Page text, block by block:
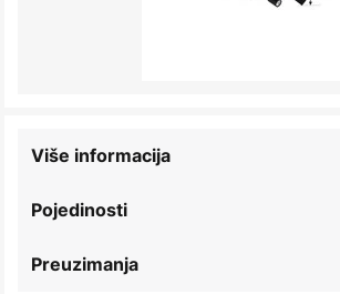
Pojedinosti
Više informacija
Preuzimanja